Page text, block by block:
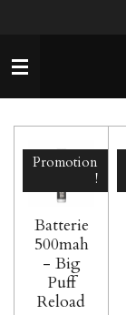
contenu
principal
Promotion
!
Batterie
500mah
- Big
Puff
Reload